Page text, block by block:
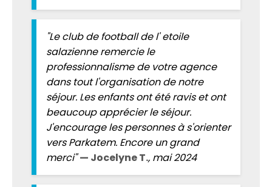
"Le club de football de l' etoile
salazienne remercie le
professionnalisme de votre agence
dans tout l'organisation de notre
séjour. Les enfants ont été ravis et ont
beaucoup apprécier le séjour.
J'encourage les personnes à s'orienter
vers Parkatem. Encore un grand
merci" — Jocelyne T., mai 2024